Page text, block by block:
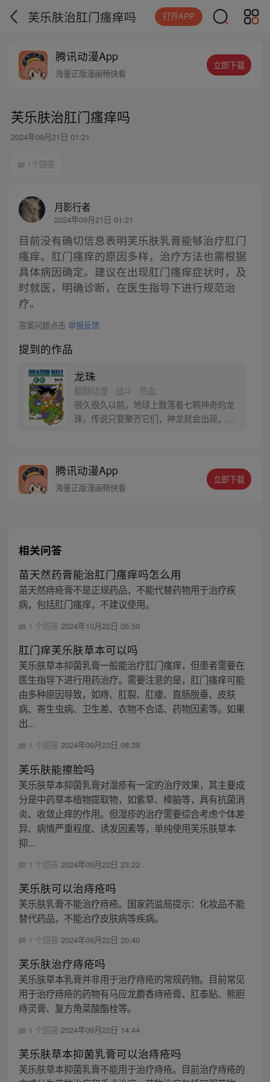
芙乐肤治肛门瘙痒吗 打开APP
腾讯动漫App
海量正版漫画畅快看
立即下载
芙乐肤治肛门瘙痒吗
2024年09月21日 01:21
1个回答
月影行者
2024年09月21日 01:21
目前没有确切信息表明芙乐肤乳膏能够治疗肛门
瘙痒。肛门瘙痒的原因多样，治疗方法也需根据
具体病因确定。建议在出现肛门瘙痒症状时，及
时就医，明确诊断，在医生指导下进行规范治
疗。
答案问题点击 举报反馈
提到的作品
龙珠
翻翻动漫 · 战斗 · 热血
很久很久以前，地球上散落着七颗神奇的龙
珠，传说只要聚齐它们，神龙就会出现，并
腾讯动漫App
海量正版漫画畅快看
立即下载
相关问答
苗天然药膏能治肛门瘙痒吗怎么用
苗天然痔疮膏不是正规药品，不能代替药物用于治疗疾
病，包括肛门瘙痒，不建议使用。
1 个回答 2024年10月22日 05:50
肛门痒芙乐肤草本可以吗
芙乐肤草本抑菌乳膏一般能治疗肛门瘙痒，但患者需要在
医生指导下进行用药治疗。需要注意的是，肛门瘙痒可能
由多种原因导致，如痔、肛裂、肛瘘、直肠脱垂、皮肤
病、寄生虫病、卫生差、衣物不合适、药物因素等。如果
出...
1 个回答 2024年09月23日 08:39
芙乐肤能擦脸吗
芙乐肤草本抑菌乳膏对湿疹有一定的治疗效果，其主要成
分是中药草本植物提取物，如紫草、樟脑等，具有抗菌消
炎、收敛止痒的作用。但湿疹的治疗需要综合考虑个体差
异、病情严重程度、诱发因素等，单纯使用芙乐肤草本
抑...
1 个回答 2024年09月22日 23:22
芙乐肤可以治痔疮吗
芙乐肤乳膏不能治疗痔疮。国家药监局提示：化妆品不能
替代药品，不能治疗皮肤病等疾病。
1 个回答 2024年09月22日 20:40
芙乐肤治疗痔疮吗
芙乐肤草本乳膏并非用于治疗痔疮的常规药物。目前常见
用于治疗痔疮的药物有马应龙麝香痔疮膏、肛泰贴、熊胆
痔灵膏、复方角菜酸酯栓等。
1 个回答 2024年09月22日 14:44
芙乐肤草本抑菌乳膏可以治痔疮吗
芙乐肤草本抑菌乳膏不能用于治疗痔疮。目前治疗痔疮的